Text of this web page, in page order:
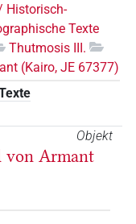
Historisch-
Texte
Thutmosis III.
(Kairo, JE 67377)
Objekt
von Armant